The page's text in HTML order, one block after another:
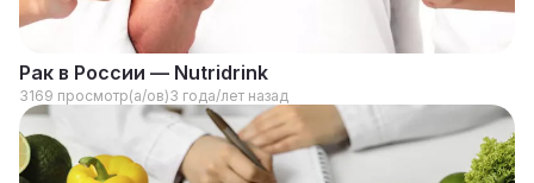
Рак в России — Nutridrink
3169 просмотр(а/ов)3 года/лет назад